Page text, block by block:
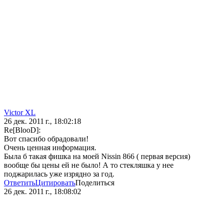
Victor XL
26 дек. 2011 г., 18:02:18
Re[BlooD]:
Вот спасибо обрадовали!
Очень ценная информация.
Была б такая фишка на моей Nissin 866 ( первая версия)
вообще бы цены ей не было! А то стекляшка у нее
поджарилась уже изрядно за год.
ОтветитьЦитироватьПоделиться
26 дек. 2011 г., 18:08:02